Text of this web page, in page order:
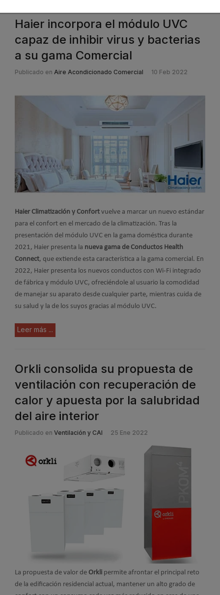
Haier incorpora el módulo UVC
capaz de inhibir virus y bacterias
a su gama Comercial
Publicado en Aire Acondicionado Comercial 10 Feb 2022
Haier Climatización y Confort vuelve a marcar un nuevo estándar
para el confort en el mercado de la climatización. Tras la
presentación del módulo UVC en la gama doméstica durante
2021, Haier presenta la nueva gama de Conductos Health
Connect, que extiende esta característica a la gama comercial. En
2022, Haier presenta los nuevos conductos con Wi-Fi integrado
de fábrica y módulo UVC, ofreciéndole al usuario la comodidad
de manejar su aparato desde cualquier parte, mientras cuida de
su salud y la de los suyos gracias al módulo UVC.
Leer más ...
Orkli consolida su propuesta de
ventilación con recuperación de
calor y apuesta por la salubridad
del aire interior
Publicado en Ventilación y CAI 25 Ene 2022
La propuesta de valor de Orkli permite afrontar el principal reto
de la edificación residencial actual, mantener un alto grado de